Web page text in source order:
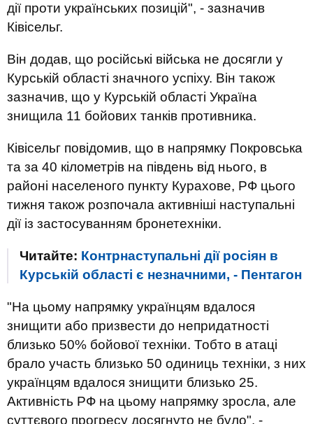
дії проти українських позицій", - зазначив
Ківісельг.
Він додав, що російські війська не досягли у
Курській області значного успіху. Він також
зазначив, що у Курській області Україна
знищила 11 бойових танків противника.
Ківісельг повідомив, що в напрямку Покровська
та за 40 кілометрів на південь від нього, в
районі населеного пункту Курахове, РФ цього
тижня також розпочала активніші наступальні
дії із застосуванням бронетехніки.
Читайте: Контрнаступальні дії росіян в
Курській області є незначними, - Пентагон
"На цьому напрямку українцям вдалося
знищити або призвести до непридатності
близько 50% бойової техніки. Тобто в атаці
брало участь близько 50 одиниць техніки, з них
українцям вдалося знищити близько 25.
Активність РФ на цьому напрямку зросла, але
суттєвого прогресу досягнуто не було", -